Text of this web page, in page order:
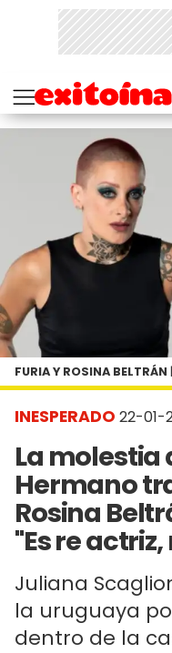
INESPERADO 22-01-
La molestia
Hermano
Rosina
"Es re
Juliana
la uruguaya
dentro de la
FURIA Y ROSINA BELTRÁN